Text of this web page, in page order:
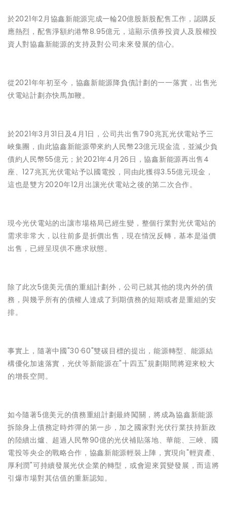
於2021年2月協鑫新能源完成一輪20億股新股配售工作，認購反
應熱烈，配售淨額約港幣8.95億元，這顯示債券投資人及股權投
資人對協鑫新能源的支持及對公司未來發展的信心。
從2021年年初至今，協鑫新能源降負債計劃的一一落實，出售光
伏電站計劃亦快馬加鞭。
於2021年3月31日及4月1日，公司共出售790兆瓦光伏電站予三
峽集團，由此協鑫新能源帶來約人民幣23億元現金流，並減少負
債約人民幣55億元；於2021年4月26日，協鑫新能源再出售4
座、127兆瓦光伏電站予以國電投，同由此獲得3.55億元現金，
這也是雙方2020年12月出讓光伏電站之後的第二次合作。
現今光伏電站的出讓市場格局已經生變，整個行業對光伏電站的
需求非常大，以往前多是折價出售，現在情況反轉，基本是溢價
出售，已經呈現供不應求狀態。
除了此次5億美元債的重組計劃外，公司已就其他的境內外的債
務，與幾乎所有的債權人達成了到期債務的短期或者是重組的安
排。
事實上，隨著中國"30·60"雙碳⽬標的提出，能源轉型、能源結
構優化加速落實，光伏等新能源在"十四五"規劃期間將迎來較大
的增長空間。
如今隨著5億美元的債務重組計劃最終闖關，將成為協鑫新能源
拆除身上債務定時炸彈的第一步，加之國家對光伏行業扶持新政
的陸續出爐、超過人民幣90億的光伏補貼落地、華能、三峽、國
電投等央企的戰略合作，協鑫新能源輕裝上陣，實現向"輕資產、
厚利潤"可持續發展光伏企業的轉型，或會迎來質變發展，而這將
引爆市場對其估值的重新認知。